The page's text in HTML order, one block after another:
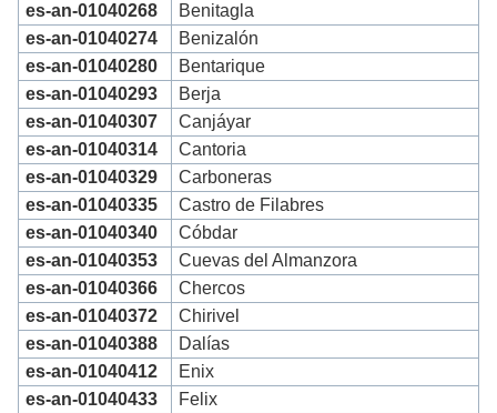
es-an-01040268
Benitagla
es-an-01040274
Benizalón
es-an-01040280
Bentarique
es-an-01040293
Berja
es-an-01040307
Canjáyar
es-an-01040314
Cantoria
es-an-01040329
Carboneras
es-an-01040335
Castro de Filabres
es-an-01040340
Cóbdar
es-an-01040353
Cuevas del Almanzora
es-an-01040366
Chercos
es-an-01040372
Chirivel
es-an-01040388
Dalías
es-an-01040412
Enix
es-an-01040433
Felix